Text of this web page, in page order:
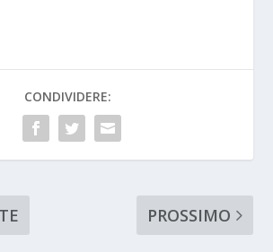
CONDIVIDERE:
PROSSIMO